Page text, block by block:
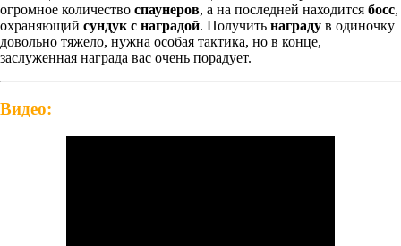
огромное количество спаунеров, а на последней находится босс,
охраняющий сундук с наградой. Получить награду в одиночку
довольно тяжело, нужна особая тактика, но в конце,
заслуженная награда вас очень порадует.
Видео: